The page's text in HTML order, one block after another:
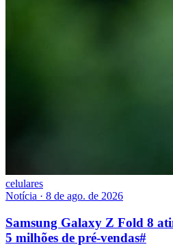
celulares
Notícia · 8 de ago. de 2026
Samsung Galaxy Z Fold 8
5 milhões de pré-vendas#